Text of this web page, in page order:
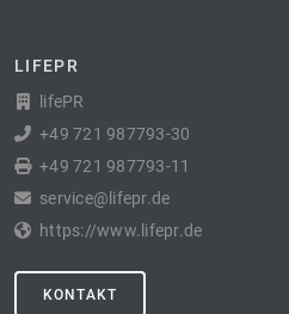
LIFEPR
lifePR
+49 721 987793-30
+49 721 987793-11
service@lifepr.de
https://www.lifepr.de
KONTAKT